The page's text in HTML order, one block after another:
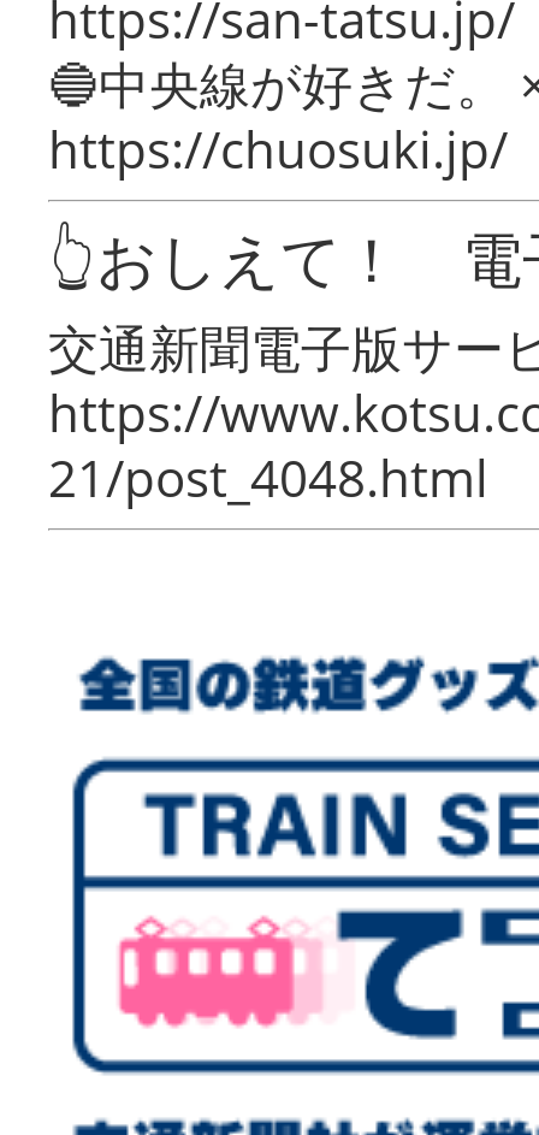
https://san-tatsu.jp/
🔵中央線が好きだ。
https://chuosuki.jp/
👆おしえて！ 電
交通新聞電子版サー
https://
21/post_4048.html